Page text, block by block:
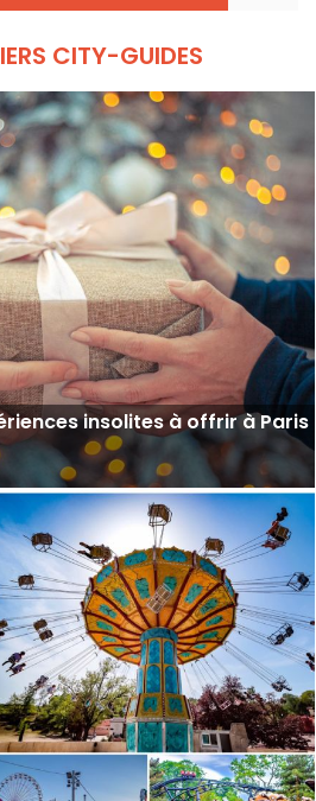
CITY-GUIDES
insolites à offrir à Paris